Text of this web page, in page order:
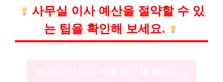
사무실 이사 예산을 절약할 수 있
는 팁을 확인해 보세요.